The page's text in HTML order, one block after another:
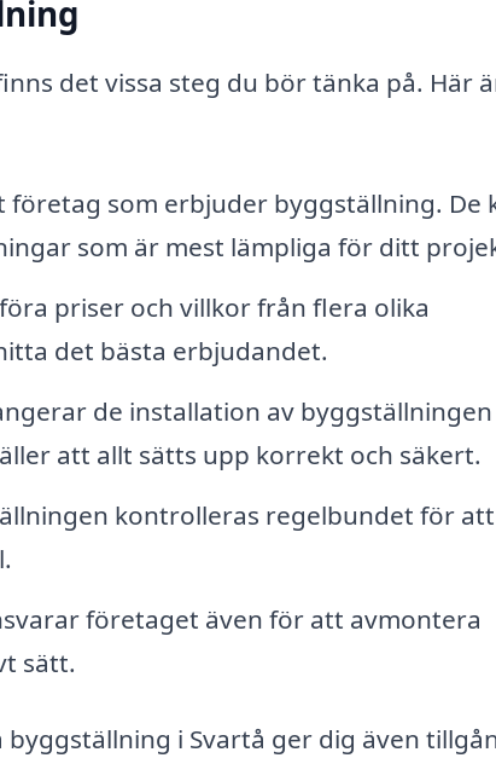
det vissa steg du bör tänka på. Här
som erbjuder byggställning. De
som är mest lämpliga för ditt
priser och villkor från flera olika
det bästa erbjudandet.
de installation av byggställningen
att allt sätts upp korrekt och säkert.
kontrolleras regelbundet för att
företaget även för att avmontera
sätt.
i Svartå ger dig även